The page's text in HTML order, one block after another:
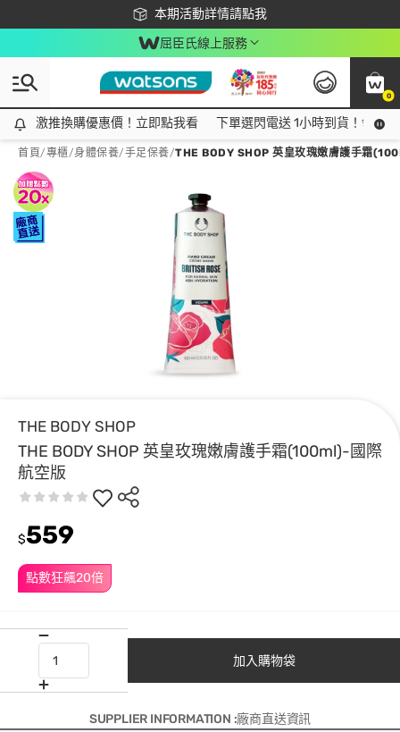
本期活動詳情請點我
下載app最高回饋$350
屈臣氏線上服務
0
激推換購優惠價！立即點我看
激推換購優惠價！立即點我看 下單選閃電送 1小時到貨！領神
首頁/專櫃/身體保養/手足保養/THE BODY SHOP 英皇玫瑰嫩膚護手霜
THE BODY SHOP
THE BODY SHOP 英皇玫瑰嫩膚護手霜(100ml)-國際
航空版
點數狂飆20倍
$559
加入購物袋
SUPPLIER INFORMATION :廠商直送資訊